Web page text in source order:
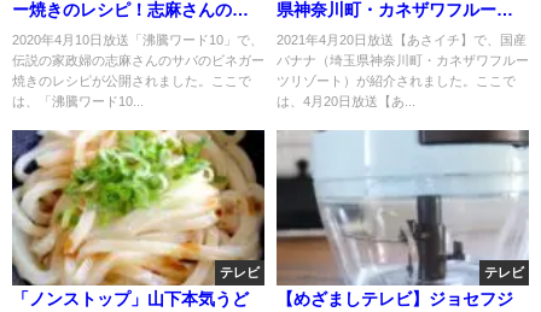
ー焼きのレシピ！志麻さんのス
ゴ技料理！
2020年4月10日放送「沸騰ワード10」で、
伝説の家政婦の志麻さんのサバのビネガー
焼きのレシピが公開されました。ここで
は、「沸騰ワード10...
県神奈川町・カネザワフルーツ
リゾート）の食べチョクお取り
寄せ！4月20日
2021年4月20日放送【あさイチ】で、国産
バナナ（埼玉県神奈川町・カネザワフルー
ツリゾート）が紹介されました。ここで
は、4月20日放送【あ...
テレビ
「ノンストップ」山下本気うど
テレビ
【めざましテレビ】ジョセフジ